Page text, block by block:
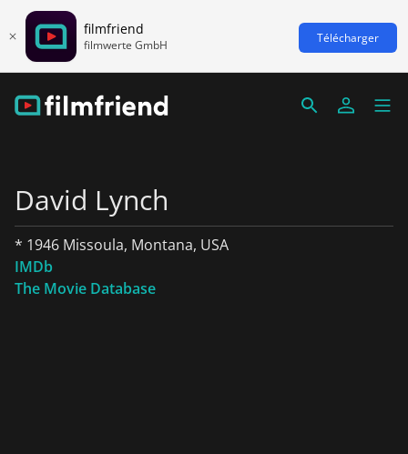
filmfriend
filmwerte GmbH Télécharger
David Lynch
* 1946 Missoula, Montana, USA
IMDb
The Movie Database